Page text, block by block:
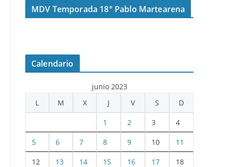
MDV Temporada 18° Pablo Martearena
Calendario
junio 2023
L
M X J V S D
1 2 3 4
5 6 7 8 9 10 11
12 13 14 15 16 17 18